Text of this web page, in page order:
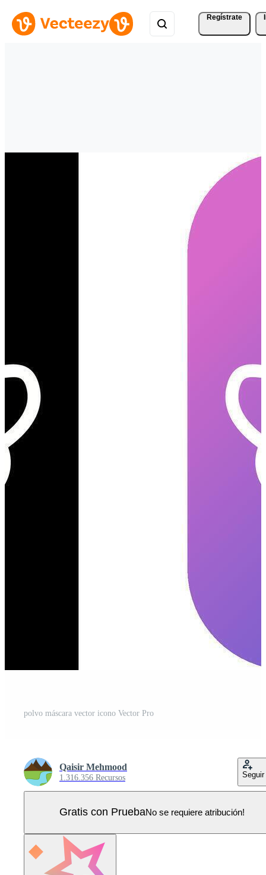
Regístrate
polvo máscara vector icono Vector Pro
Qaisir Mehmood
1.316.356 Recursos Seguir
Gratis con PruebaNo se requiere atribución!